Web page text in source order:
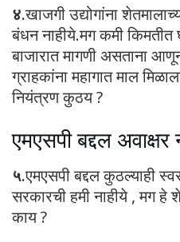
४.खाजगी उद्योगांना
बंधन नाहीये.मग कमी
बाजारात मागणी असताना
ग्राहकांना महागात माल
नियंत्रण कुठय ?
एमएसपी बद्दल अवाक्षर
५.एमएसपी बद्दल कुठल्याही
सरकारची हमी नाहीये , मग हे
काय ?